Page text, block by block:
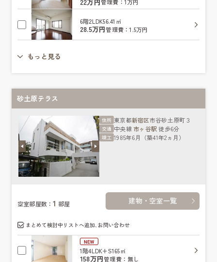
管理費：1万円
6階2LDK56.41㎡
28.5万円管理費：1.5万円
もっと見る
砂土原テラス
住所 東京都新宿区市谷砂土原町３
交通 中央線 市ヶ谷駅 徒歩6分
竣工 1985年6月（築41年2ヵ月）
空室部屋数：1 部屋 建物・空室一覧
まとめて検討中リストへ追加､お問い合わせ
NEW
1階4LDK+S165㎡
158万円管理費：無し